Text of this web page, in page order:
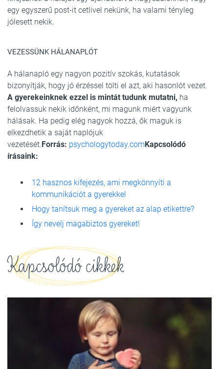
egy egyszerű post-it cetlivel nekünk, ha valami tényleg
jólesett nekik.
VEZESSÜNK HÁLANAPLÓT
A hálanapló egy nagyon pozitív szokás, kutatások
bizonyítják, hogy jó érzéssel tölti el azt, aki hasonlót vezet.
A gyerekeinknek ezzel is mintát tudunk mutatni, ha
felolvassuk nekik időnként, mi magunk miért vagyunk
hálásak. Ha pedig elég nagyok hozzá, ők maguk is
elkezdhetik a saját naplójuk
vezetését.Forrás: psychologytoday.comKapcsolódó
írásaink:
12 hasznos kifejezés, ami megkönnyíti a
kommunikációt a gyerekkel
Hogy tanítsuk meg a gyereket az alap etikettre?
Így nevelj magabiztos gyereket!
Kapcsolódó cikkek